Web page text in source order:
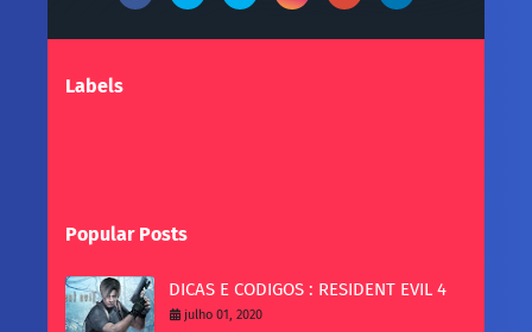
Labels
Popular Posts
DICAS E CODIGOS : RESIDENT EVIL 4
julho 01, 2020